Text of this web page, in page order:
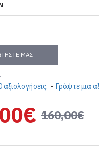
ΜΑΣ
- Γράψτε μια
160,00€